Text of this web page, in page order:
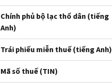
Chính phủ bộ lạc thổ dân (tiếng
Anh)
Trái phiếu miễn thuế (tiếng Anh)
Mã số thuế (TIN)